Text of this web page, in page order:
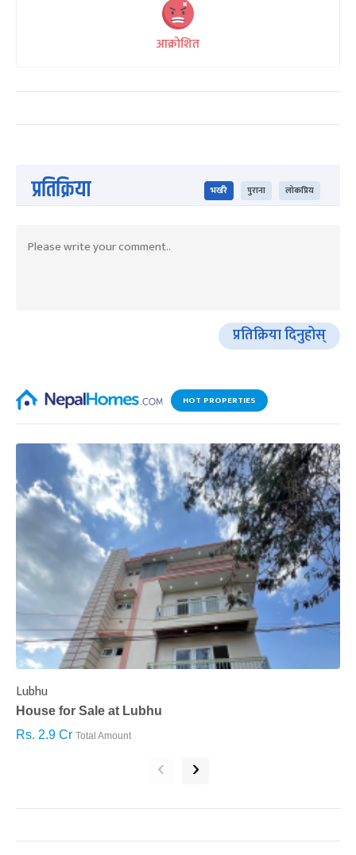
आक्रोशित
प्रतिक्रिया भर्खरै पुराना लोकप्रिय
प्रतिक्रिया दिनुहोस्
HOT PROPERTIES
Lubhu
House for Sale at Lubhu
Rs. 2.9 Cr Total Amount
‹ ›